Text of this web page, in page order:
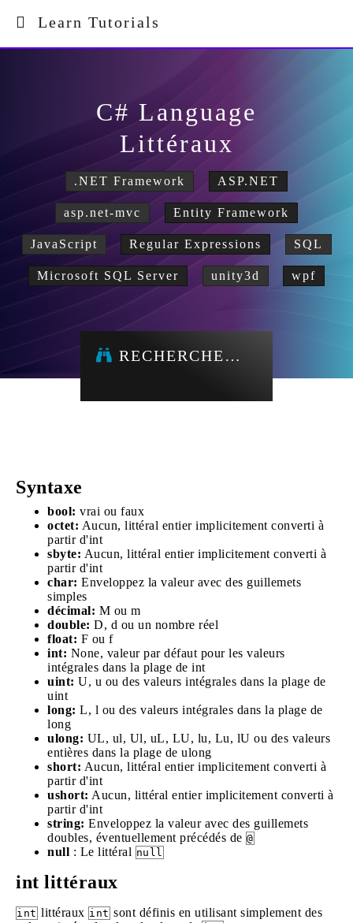
Learn Tutorials
C# Language
Littéraux
.NET Framework ASP.NET
asp.net-mvc Entity Framework
JavaScript Regular Expressions SQL
Microsoft SQL Server unity3d wpf
RECHERCHE…
Syntaxe
bool: vrai ou faux
octet: Aucun, littéral entier implicitement converti à
partir d'int
sbyte: Aucun, littéral entier implicitement converti à
partir d'int
char: Enveloppez la valeur avec des guillemets
simples
décimal: M ou m
double: D, d ou un nombre réel
float: F ou f
int: None, valeur par défaut pour les valeurs
intégrales dans la plage de int
uint: U, u ou des valeurs intégrales dans la plage de
uint
long: L, l ou des valeurs intégrales dans la plage de
long
ulong: UL, ul, Ul, uL, LU, lu, Lu, lU ou des valeurs
entières dans la plage de ulong
short: Aucun, littéral entier implicitement converti à
partir d'int
ushort: Aucun, littéral entier implicitement converti à
partir d'int
string: Enveloppez la valeur avec des guillemets
doubles, éventuellement précédés de @
null : Le littéral null
int littéraux
int littéraux int sont définis en utilisant simplement des